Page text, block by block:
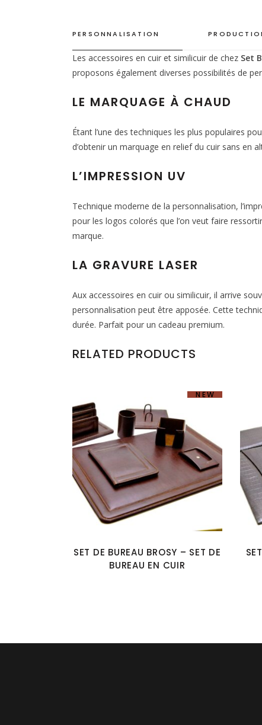
PERSONNALISATION
Les accessoires en cuir et similicuir de chez Set
proposons également diverses possibilités de
LE MARQUAGE À CHAUD
Étant l’une des techniques les plus populaires
d’obtenir un marquage en relief du cuir sans en
L’IMPRESSION UV
Technique moderne de la personnalisation,
pour les logos colorés que l’on veut faire
marque.
LA GRAVURE LASER
Aux accessoires en cuir ou similicuir, il arrive
personnalisation peut être apposée. Cette
durée. Parfait pour un cadeau premium.
RELATED PRODUCTS
NEW
SET DE BUREAU BROSY – SET DE
BUREAU EN CUIR